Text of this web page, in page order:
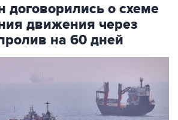
о схеме
движения через
на 60 дней